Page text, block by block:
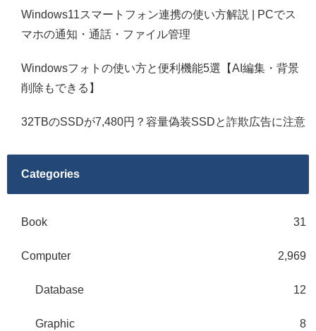
Windows11スマートフォン連携の使い方解説 | PCでス
マホの通知・通話・ファイル管理
Windowsフォトの使い方と便利機能5選【AI編集・背景
削除もできる】
32TBのSSDが7,480円？容量偽装SSDと詐欺広告に注意
Categories
Book 31
Computer 2,969
Database 12
Graphic 8